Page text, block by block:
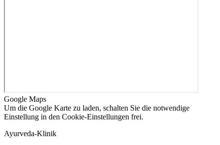
Google Maps
Um die Google Karte zu laden, schalten Sie die notwendige
Einstellung in den Cookie-Einstellungen frei.
Ayurveda-Klinik